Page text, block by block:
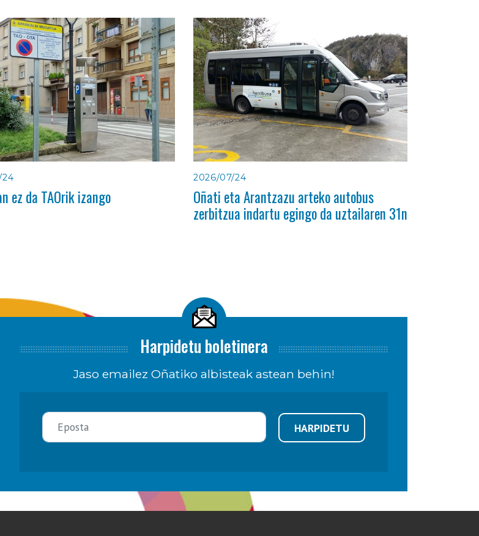
ez da TAOrik izango
2026/07/24
Oñati eta Arantzazu arteko autobus
zerbitzua indartu egingo da uztailaren 31n
Harpidetu boletinera
Jaso emailez Oñatiko albisteak astean behin!
HARPIDETU